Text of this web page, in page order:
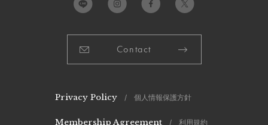
Contact
Privacy Policy / 個人情報保護方針
Membership Agreement / 利用規約